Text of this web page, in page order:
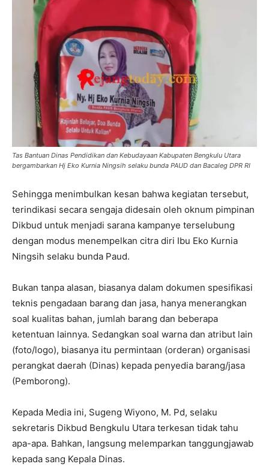
Tas Bantuan Dinas Pendidikan dan Kebudayaan Kabupaten Bengkulu Utara
bergambarkan Hj Eko Kurnia Ningsih selaku bunda PAUD dan Bacaleg DPR RI
Sehingga menimbulkan kesan bahwa kegiatan tersebut,
terindikasi secara sengaja didesain oleh oknum pimpinan
Dikbud untuk menjadi sarana kampanye terselubung
dengan modus menempelkan citra diri Ibu Eko Kurnia
Ningsih selaku bunda Paud.
Bukan tanpa alasan, biasanya dalam dokumen spesifikasi
teknis pengadaan barang dan jasa, hanya menerangkan
soal kualitas bahan, jumlah barang dan beberapa
ketentuan lainnya. Sedangkan soal warna dan atribut lain
(foto/logo), biasanya itu permintaan (orderan) organisasi
perangkat daerah (Dinas) kepada penyedia barang/jasa
(Pemborong).
Kepada Media ini, Sugeng Wiyono, M. Pd, selaku
sekretaris Dikbud Bengkulu Utara terkesan tidak tahu
apa-apa. Bahkan, langsung melemparkan tanggungjawab
kepada sang Kepala Dinas.